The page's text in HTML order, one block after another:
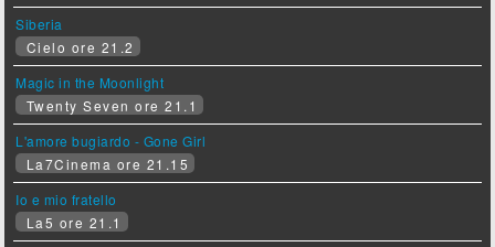
Siberia
Cielo ore 21.2
Magic in the Moonlight
Twenty Seven ore 21.1
L'amore bugiardo - Gone Girl
La7Cinema ore 21.15
Io e mio fratello
La5 ore 21.1